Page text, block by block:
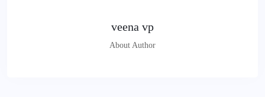
veena vp
About Author